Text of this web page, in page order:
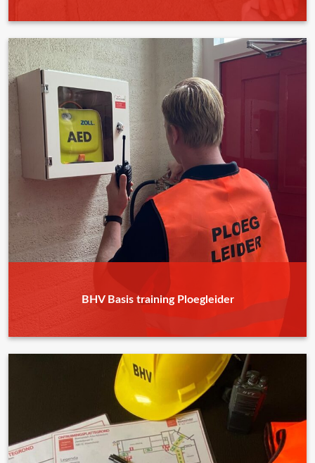
BHV Basis training Ploegleider